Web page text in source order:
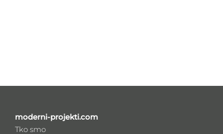
moderni-projekti.com
Tko smo